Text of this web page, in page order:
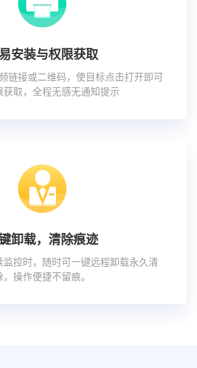
安装与权限获取
链接或二维码，使目标点击打开即可
获取，全程无感无通知提示
卸载，清除痕迹
监控时，随时可一键远程卸载永久清
，操作便捷不留痕。